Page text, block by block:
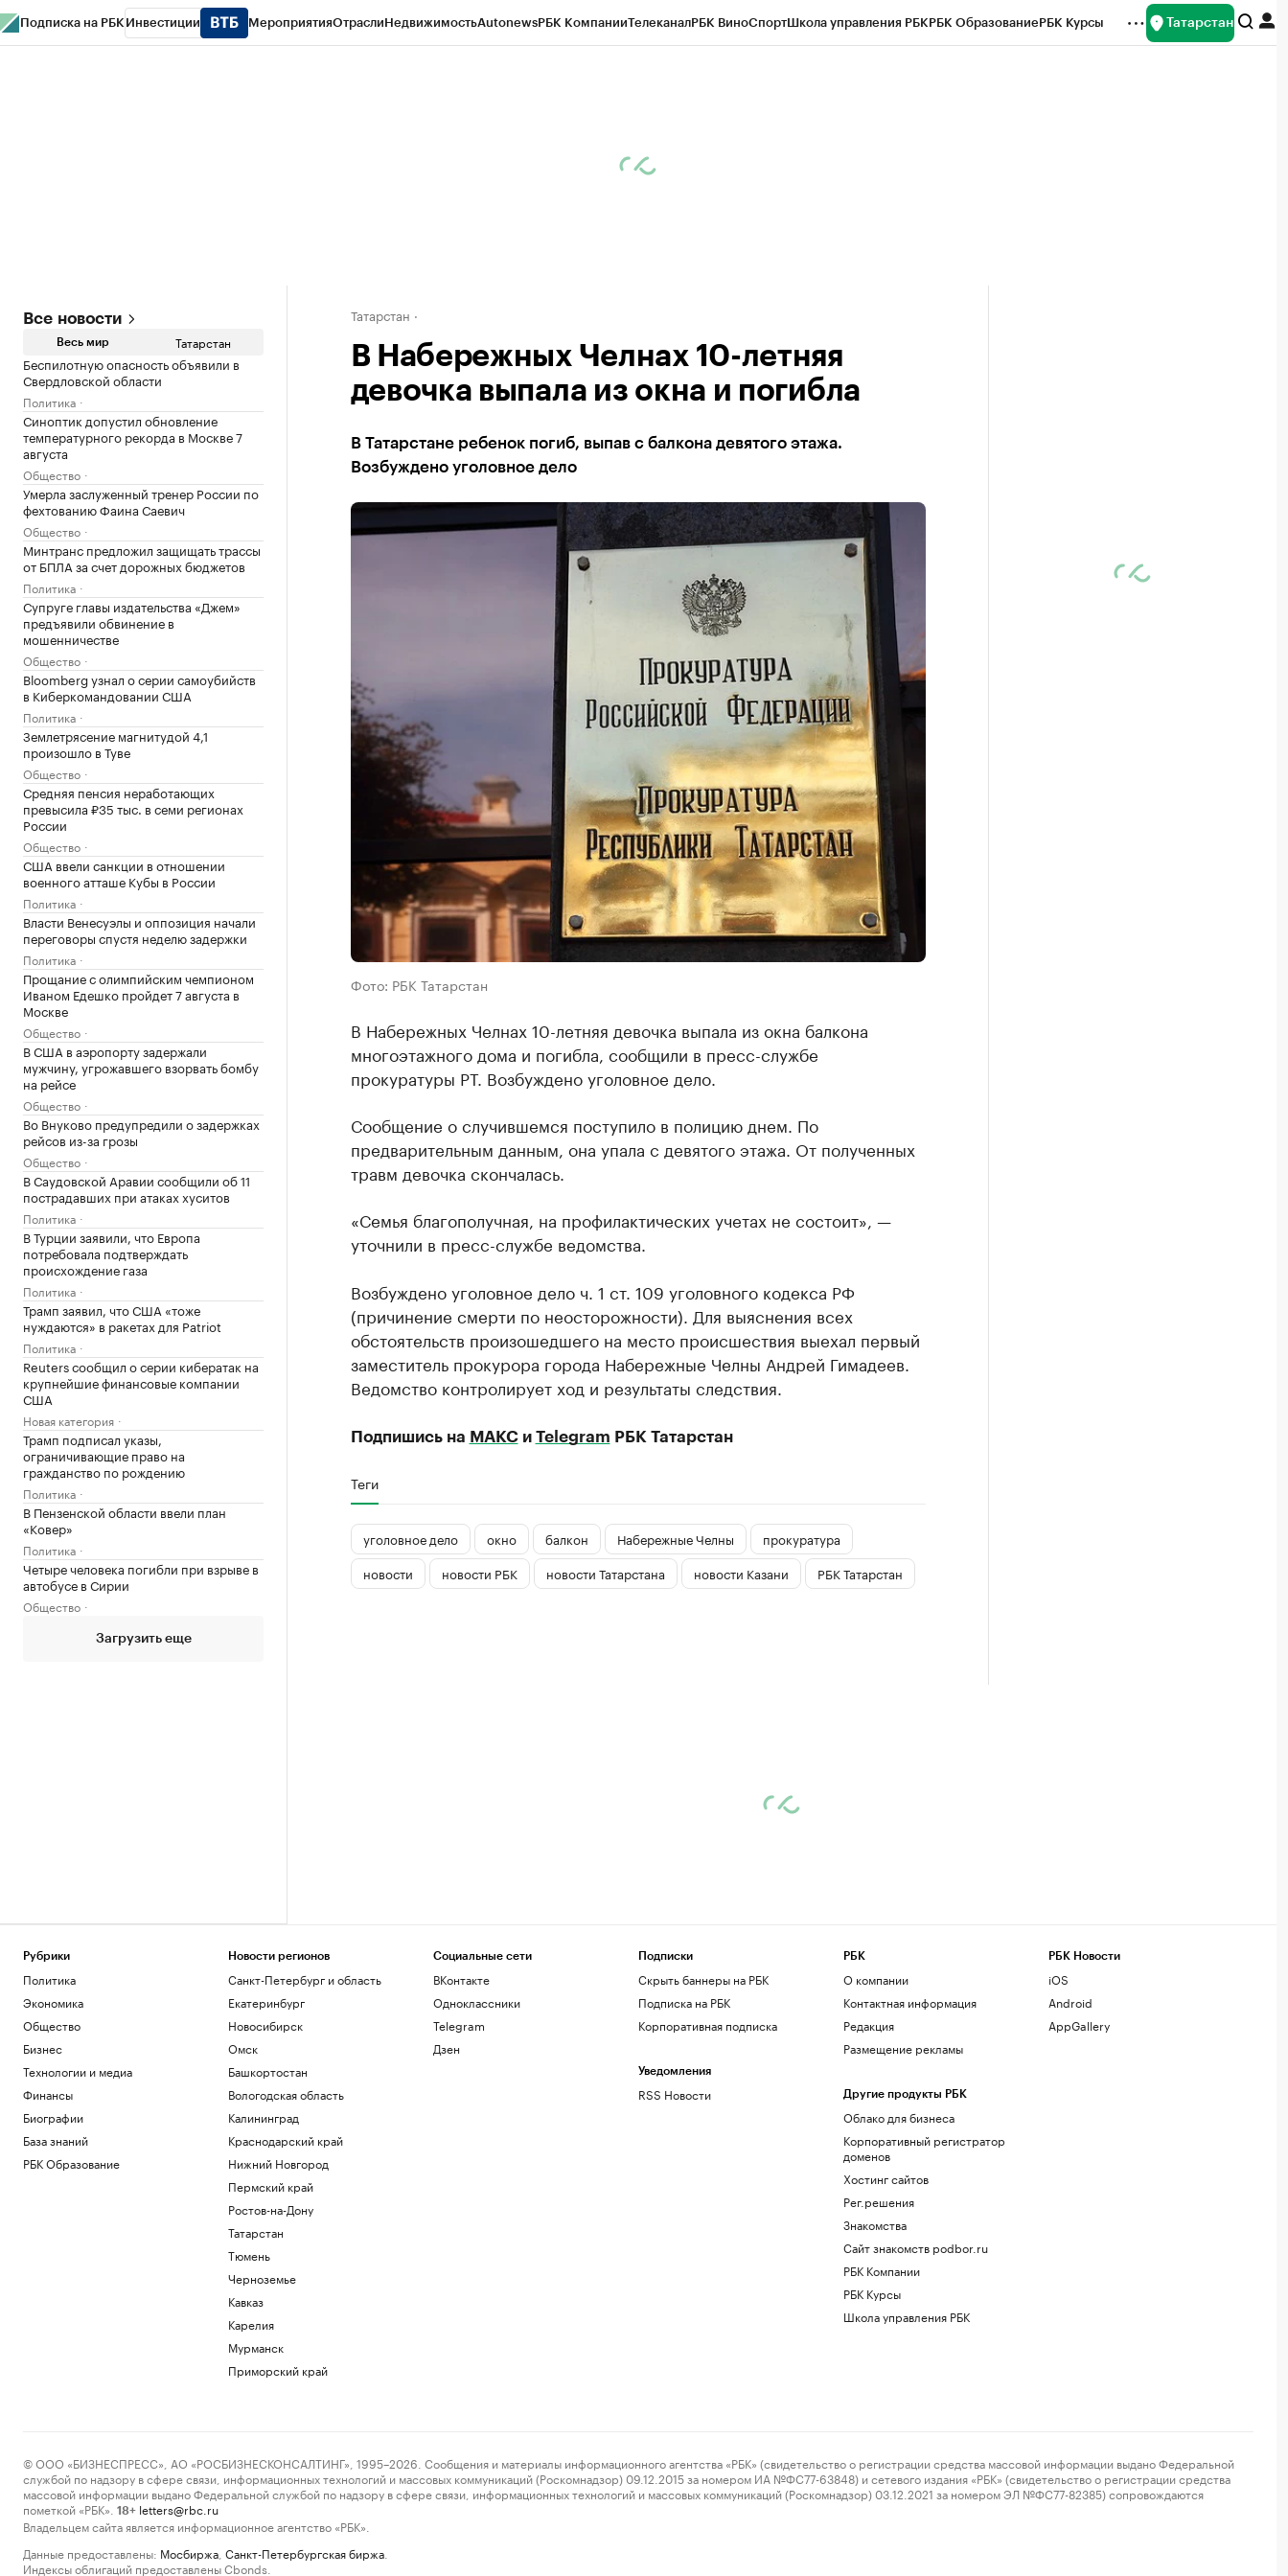
Подписка на РБК Инвестиции МероприятияОтраслиНедвижимостьAutonewsРБК КомпанииТелеканалРБК ВиноСпортШкола управления РБКРБК ОбразованиеРБК Курсы Татарстан
Все новости
Весь мир Татарстан
Беспилотную опасность объявили в
Свердловской области
Политика
Синоптик допустил обновление
температурного рекорда в Москве 7
августа
Общество
Умерла заслуженный тренер России по
фехтованию Фаина Саевич
Общество
Минтранс предложил защищать трассы
от БПЛА за счет дорожных бюджетов
Политика
Супруге главы издательства «Джем»
предъявили обвинение в
мошенничестве
Общество
Bloomberg узнал о серии самоубийств
в Киберкомандовании США
Политика
Землетрясение магнитудой 4,1
произошло в Туве
Общество
Средняя пенсия неработающих
превысила ₽35 тыс. в семи регионах
России
Общество
США ввели санкции в отношении
военного атташе Кубы в России
Политика
Власти Венесуэлы и оппозиция начали
переговоры спустя неделю задержки
Политика
Прощание с олимпийским чемпионом
Иваном Едешко пройдет 7 августа в
Москве
Общество
В США в аэропорту задержали
мужчину, угрожавшего взорвать бомбу
на рейсе
Общество
Во Внуково предупредили о задержках
рейсов из-за грозы
Общество
В Саудовской Аравии сообщили об 11
пострадавших при атаках хуситов
Политика
В Турции заявили, что Европа
потребовала подтверждать
происхождение газа
Политика
Трамп заявил, что США «тоже
нуждаются» в ракетах для Patriot
Политика
Reuters сообщил о серии кибератак на
крупнейшие финансовые компании
США
Новая категория
Трамп подписал указы,
ограничивающие право на
гражданство по рождению
Политика
В Пензенской области ввели план
«Ковер»
Политика
Четыре человека погибли при взрыве в
автобусе в Сирии
Общество
Загрузить еще
Татарстан
В Набережных Челнах 10-летняя
девочка выпала из окна и погибла
В Татарстане ребенок погиб, выпав с балкона девятого этажа.
Возбуждено уголовное дело
Фото: РБК Татарстан
В Набережных Челнах 10-летняя девочка выпала из окна балкона
многоэтажного дома и погибла, сообщили в пресс-службе
прокуратуры РТ. Возбуждено уголовное дело.
Сообщение о случившемся поступило в полицию днем. По
предварительным данным, она упала с девятого этажа. От полученных
травм девочка скончалась.
«Семья благополучная, на профилактических учетах не состоит», —
уточнили в пресс-службе ведомства.
Возбуждено уголовное дело ч. 1 ст. 109 уголовного кодекса РФ
(причинение смерти по неосторожности). Для выяснения всех
обстоятельств произошедшего на место происшествия выехал первый
заместитель прокурора города Набережные Челны Андрей Гимадеев.
Ведомство контролирует ход и результаты следствия.
Подпишись на МАКСи Telegram РБК Татарстан
Теги
уголовное дело окно балкон Набережные Челны
прокуратура
новости
новости РБК новости Татарстана новости Казани РБК Татарстан
Рубрики
Политика
Экономика
Общество
Бизнес
Технологии и медиа
Финансы
Биографии
База знаний
РБК Образование
Новости регионов
Санкт-Петербург и область
Екатеринбург
Новосибирск
Омск
Башкортостан
Вологодская область
Калининград
Краснодарский край
Нижний Новгород
Пермский край
Ростов-на-Дону
Татарстан
Тюмень
Черноземье
Кавказ
Карелия
Мурманск
Приморский край
Социальные сети
ВКонтакте
Одноклассники
Telegram
Дзен
Подписки
Скрыть баннеры на РБК
Подписка на РБК
Корпоративная подписка
Уведомления
RSS Новости
РБК
О компании
Контактная информация
Редакция
Размещение рекламы
Другие продукты РБК
Облако для бизнеса
Корпоративный регистратор
доменов
Хостинг сайтов
Рег.решения
Знакомства
Сайт знакомств podbor.ru
РБК Компании
РБК Курсы
Школа управления РБК
РБК Новости
iOS
Android
AppGallery
© ООО «БИЗНЕСПРЕСС», АО «РОСБИЗНЕСКОНСАЛТИНГ», 1995–2026. Сообщения и материалы информационного агентства «РБК» (свидетельство о регистрации средства массовой информации выдано Федеральной
службой по надзору в сфере связи, информационных технологий и массовых коммуникаций (Роскомнадзор) 09.12.2015 за номером ИА №ФС77-63848) и сетевого издания «РБК» (свидетельство о регистрации средства
массовой информации выдано Федеральной службой по надзору в сфере связи, информационных технологий и массовых коммуникаций (Роскомнадзор) 03.12.2021 за номером ЭЛ №ФС77-82385) сопровождаются
пометкой «РБК».
18+ letters@rbc.ru
Владельцем сайта является информационное агентство «РБК».
Данные предоставлены: Мосбиржа Санкт-Петербургская биржа
Индексы облигаций предоставлены Cbonds.